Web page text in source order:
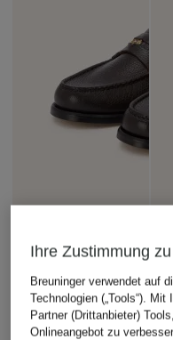
Ihre Zustimmung
Breuninger verwendet auf
Technologien („Tools“).
Partner (Drittanbieter)
Onlineangebot zu